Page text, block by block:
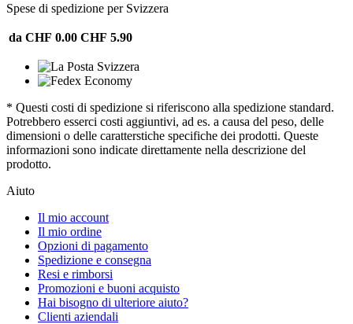
Spese di spedizione per Svizzera
da CHF 0.00 CHF 5.90
* Questi costi di spedizione si riferiscono alla spedizione standard.
Potrebbero esserci costi aggiuntivi, ad es. a causa del peso, delle
dimensioni o delle caratterstiche specifiche dei prodotti. Queste
informazioni sono indicate direttamente nella descrizione del
prodotto.
Aiuto
Il mio account
Il mio ordine
Opzioni di pagamento
Spedizione e consegna
Resi e rimborsi
Promozioni e buoni acquisto
Hai bisogno di ulteriore aiuto?
Clienti aziendali